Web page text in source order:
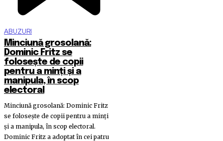
ABUZURI
Minciună grosolană:
Dominic Fritz se
folosește de copii
pentru a minți și a
manipula, în scop
electoral
Minciună grosolană: Dominic Fritz
se folosește de copii pentru a minți
și a manipula, în scop electoral.
Dominic Fritz a adoptat în cei patru